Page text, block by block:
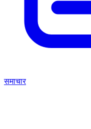
समाचार